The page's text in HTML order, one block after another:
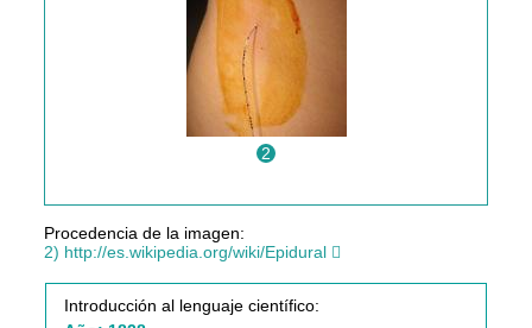
2
Procedencia de la imagen:
2) http://es.wikipedia.org/wiki/Epidural
Introducción al lenguaje científico: